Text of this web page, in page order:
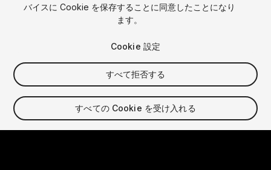
English Français Deutsch Bahasa IndonesiaItaliano日本語
Copyright © 2025 Unity Technologies
法的プライバシーポリシークッキー個人情報を売らない
お問い合わせDSAに関する苦情
クッキー設定
Video Privacy Protection
「Unity」の名称、Unity のロゴ、およびその他の Unity の商標
バイスに Cookie を保存することに同意したことになり
ます。
Cookie 設定
すべて拒否する
すべての Cookie を受け入れる